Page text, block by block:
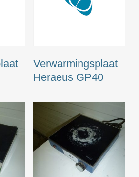
Verwarmingsplaat
Heraeus GP40